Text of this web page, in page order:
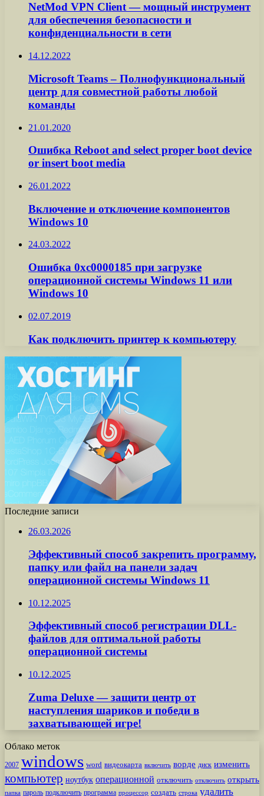
NetMod VPN Client — мощный инструмент
для обеспечения безопасности и
конфиденциальности в сети
14.12.2022
Microsoft Teams – Полнофункциональный
центр для совместной работы любой
команды
21.01.2020
Ошибка Reboot and select proper boot device
or insert boot media
26.01.2022
Включение и отключение компонентов
Windows 10
24.03.2022
Ошибка 0xc0000185 при загрузке
операционной системы Windows 11 или
Windows 10
02.07.2019
Как подключить принтер к компьютеру
Последние записи
26.03.2026
Эффективный способ закрепить программу,
папку или файл на панели задач
операционной системы Windows 11
10.12.2025
Эффективный способ регистрации DLL-
файлов для оптимальной работы
операционной системы
10.12.2025
Zuma Deluxe — защити центр от
наступления шариков и победи в
захватывающей игре!
Облако меток
2007 windows word видеокарта включить ворде диск изменить
компьютер ноутбук операционной отключить отключить открыть
папка пароль подключить программа процессор создать строка удалить